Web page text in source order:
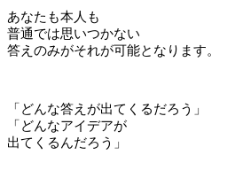
あなたも本人も
普通では思いつかない
答えのみがそれが可能となります。
「どんな答えが出てくるだろう」
「どんなアイデアが
出てくるんだろう」